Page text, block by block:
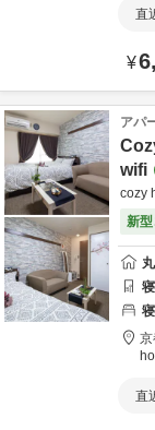
直
¥
アパ
wifi
cozy
新
直